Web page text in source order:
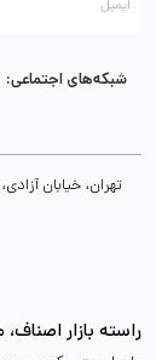
شبکه‌های اجتماعی:
راسته بازار